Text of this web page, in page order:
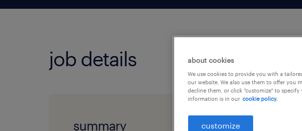
job details
summary
about cookies
We use cookies to provide you with a
our website. We also use them to offer you
decline them, or click "customize" to
information is in our cookie policy.
customize